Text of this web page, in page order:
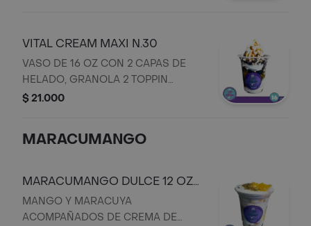
VITAL CREAM MAXI N.30
VASO DE 16 OZ CON 2 CAPAS DE
HELADO, GRANOLA 2 TOPPIN
FRUTAL Y 2 TOPPING A ELECION
$ 21.000
MARACUMANGO
MARACUMANGO DULCE 12 OZ
N.22
MANGO Y MARACUYA
ACOMPAÑADOS DE CREMA DE